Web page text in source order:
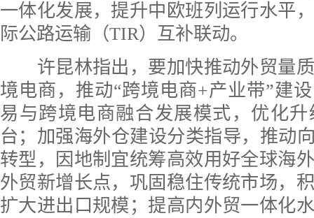
一体化发展，提升中欧班列运行水平
际公路运输（TIR）互补联动。
许昆林指出，要加快推动外贸量质
境电商，推动“跨境电商+产业带”建
易与跨境电商融合发展模式，优化
台；加强海外仓建设分类指导，推动
转型，因地制宜统筹高效用好全球海
外贸新增长点，巩固稳住传统市场，
扩大进出口规模；提高内外贸一体化